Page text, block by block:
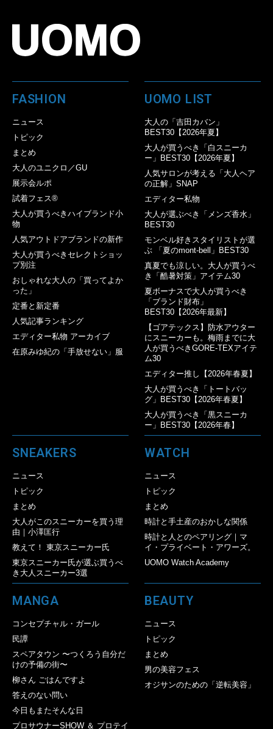
FASHION
ニュース
トピック
まとめ
大人のユニクロ／GU
展示会ルポ
試着フェス®︎
大人が買うべきハイブランド小
物
人気アウトドアブランドの新作
大人が買うべきセレクトショッ
プ別注
おしゃれな大人の「買ってよか
った」
定番と新定番
人気記事ランキング
エディター私物 アーカイブ
在原みゆ紀の「手放せない」服
UOMO LIST
大人の「吉田カバン」
BEST30【2026年夏】
大人が買うべき「白スニーカ
ー」BEST30【2026年夏】
人気サロンが考える「大人ヘア
の正解」SNAP
エディター私物
大人が選ぶべき「メンズ香水」
BEST30
モンベル好きスタイリストが選
ぶ 「夏のmont-bell」BEST30
真夏でも涼しい。大人が買うべ
き「酷暑対策」アイテム30
夏ボーナスで大人が買うべき
「ブランド財布」
BEST30【2026年最新】
【ゴアテックス】防水アウター
にスニーカーも。梅雨までに大
人が買うべきGORE-TEXアイテ
ム30
エディター推し【2026年春夏】
大人が買うべき「トートバッ
グ」BEST30【2026年春夏】
大人が買うべき「黒スニーカ
ー」BEST30【2026年春】
SNEAKERS
ニュース
トピック
まとめ
大人がこのスニーカーを買う理
由｜小澤匡行
教えて！ 東京スニーカー氏
東京スニーカー氏が選ぶ買うべ
き大人スニーカー3選
WATCH
ニュース
トピック
まとめ
時計と手土産のおかしな関係
時計と人とのペアリング｜マ
イ・プライベート・アワーズ。
UOMO Watch Academy
MANGA
コンセプチャル・ガール
民譚
スペアタウン 〜つくろう自分だ
けの予備の街〜
柳さん ごはんですよ
答えのない問い
今日もまたそんな日
プロサウナーSHOW ＆ プロテイ
BEAUTY
ニュース
トピック
まとめ
男の美容フェス
オジサンのための「逆転美容」